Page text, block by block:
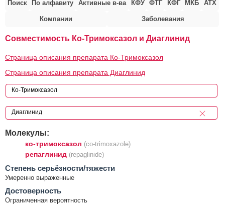
Поиск По алфавиту Активные в-ва КФУ ФТГ КФГ МКБ АТХ
Компании Заболевания
Совместимость Ко-Тримоксазол и Диаглинид
Страница описания препарата Ко-Тримоксазол
Страница описания препарата Диаглинид
Молекулы:
ко-тримоксазол (co-trimoxazole)
репаглинид (repaglinide)
Cтепень серьёзности/тяжести
Умеренно выраженные
Достоверность
Ограниченная вероятность